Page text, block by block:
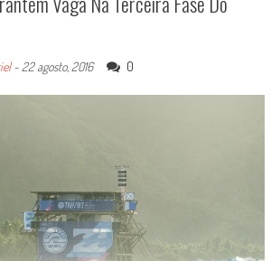
- 22 agosto, 2016 0